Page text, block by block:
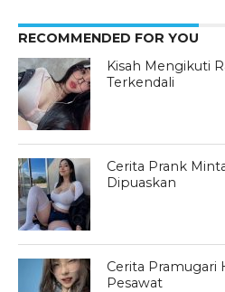
RECOMMENDED FOR YOU
Kisah Mengikuti
Terkendali
Cerita Prank
Dipuaskan
Cerita Pramugari
Pesawat